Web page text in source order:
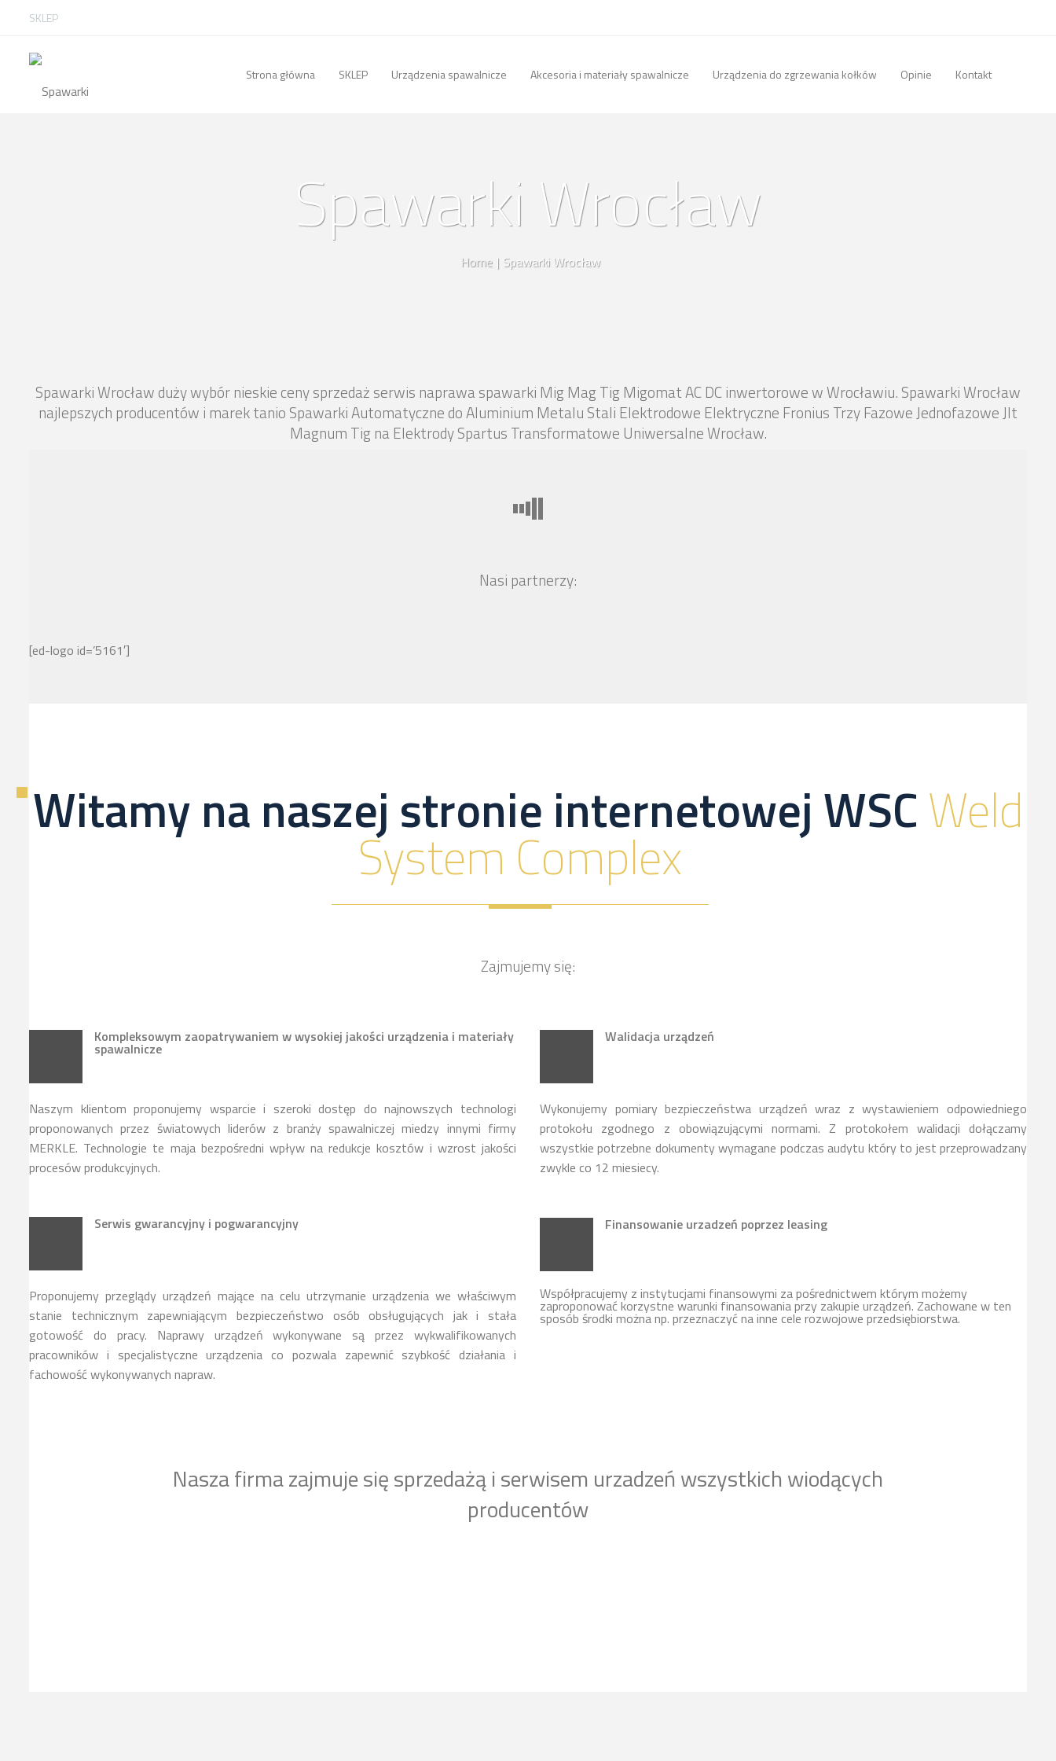
SKLEP
Strona główna SKLEP Urządzenia spawalnicze Akcesoria i materiały spawalnicze Urządzenia do zgrzewania kołków Opinie Kontakt
Spawarki Wrocław
Home | Spawarki Wrocław
Spawarki Wrocław duży wybór nieskie ceny sprzedaż serwis naprawa spawarki Mig Mag Tig Migomat AC DC inwertorowe w Wrocławiu. Spawarki Wrocław
najlepszych producentów i marek tanio Spawarki Automatyczne do Aluminium Metalu Stali Elektrodowe Elektryczne Fronius Trzy Fazowe Jednofazowe Jlt
Magnum Tig na Elektrody Spartus Transformatowe Uniwersalne Wrocław.
Nasi partnerzy:
[ed-logo id=’5161′]
Witamy na naszej stronie internetowej WSCWeld
System Complex
Zajmujemy się:
Kompleksowym zaopatrywaniem w wysokiej jakości urządzenia i materiały
spawalnicze
Naszym klientom proponujemy wsparcie i szeroki dostęp do najnowszych technologi
proponowanych przez światowych liderów z branży spawalniczej miedzy innymi firmy
MERKLE. Technologie te maja bezpośredni wpływ na redukcje kosztów i wzrost jakości
procesów produkcyjnych.
Serwis gwarancyjny i pogwarancyjny
Proponujemy przeglądy urządzeń mające na celu utrzymanie urządzenia we właściwym
stanie technicznym zapewniającym bezpieczeństwo osób obsługujących jak i stała
gotowość do pracy. Naprawy urządzeń wykonywane są przez wykwalifikowanych
pracowników i specjalistyczne urządzenia co pozwala zapewnić szybkość działania i
fachowość wykonywanych napraw.
Walidacja urządzeń
Wykonujemy pomiary bezpieczeństwa urządzeń wraz z wystawieniem odpowiedniego
protokołu zgodnego z obowiązującymi normami. Z protokołem walidacji dołączamy
wszystkie potrzebne dokumenty wymagane podczas audytu który to jest przeprowadzany
zwykle co 12 miesiecy.
Finansowanie urzadzeń poprzez leasing
Współpracujemy z instytucjami finansowymi za pośrednictwem którym możemy
zaproponować korzystne warunki finansowania przy zakupie urządzeń. Zachowane w ten
sposób środki można np. przeznaczyć na inne cele rozwojowe przedsiębiorstwa.
Nasza firma zajmuje się sprzedażą i serwisem urzadzeń wszystkich wiodących
producentów